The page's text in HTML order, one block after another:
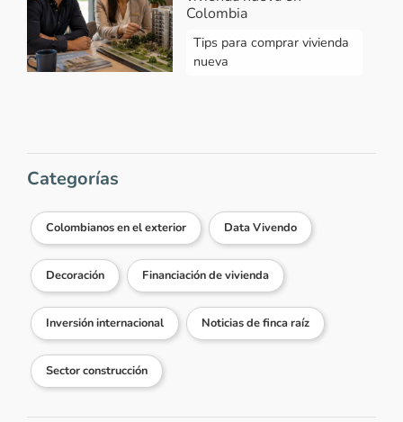
Colombia
Tips para comprar vivienda
nueva
Categorías
Colombianos en el exterior Data Vivendo
Decoración Financiación de vivienda
Inversión internacional Noticias de finca raíz
Sector construcción